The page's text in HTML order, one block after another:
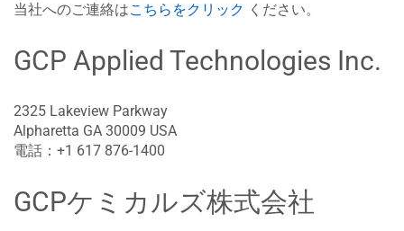
当社へのご連絡はこちらをクリック ください。
GCP Applied Technologies Inc.
2325 Lakeview Parkway
Alpharetta GA 30009 USA​
電話：+1 617 876-1400
GCPケミカルズ株式会社